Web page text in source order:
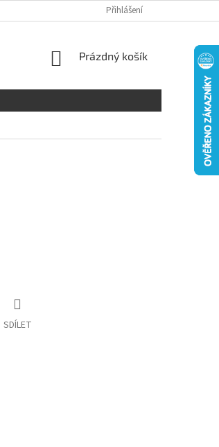
Přihlášení
NÁKUPNÍ
Prázdný košík
SDÍLET